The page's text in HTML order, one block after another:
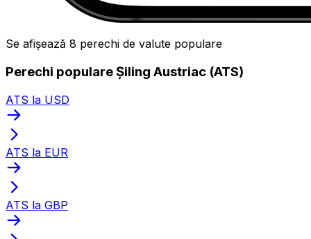
Se afișează 8 perechi de valute populare
Perechi populare Șiling Austriac (ATS)
ATS la USD
ATS la EUR
ATS la GBP